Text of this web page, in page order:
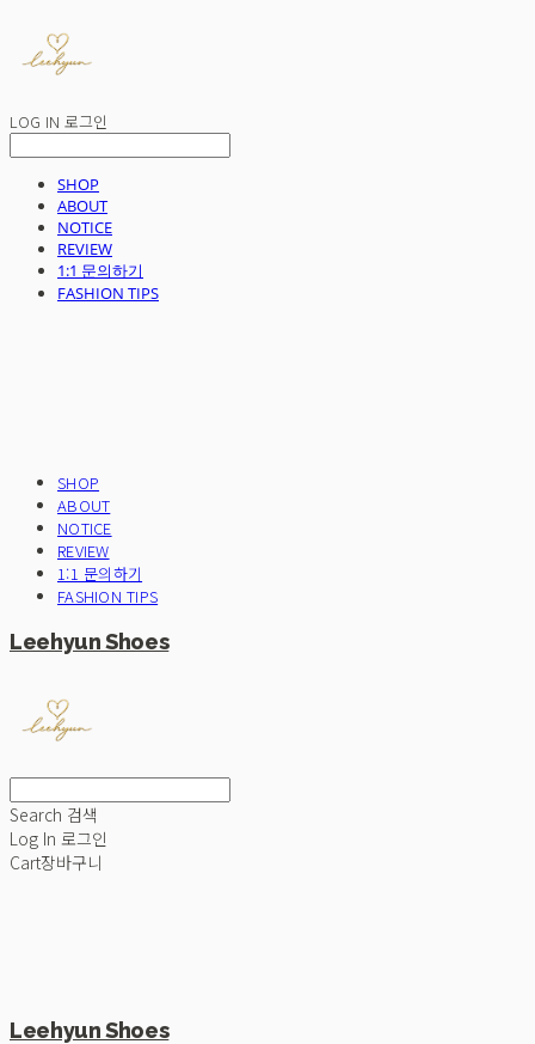
LOG IN 로그인
SHOP
ABOUT
NOTICE
REVIEW
1:1 문의하기
FASHION TIPS
SHOP
ABOUT
NOTICE
REVIEW
1:1 문의하기
FASHION TIPS
Leehyun Shoes
Search 검색
Log In 로그인
Cart장바구니
Leehyun Shoes